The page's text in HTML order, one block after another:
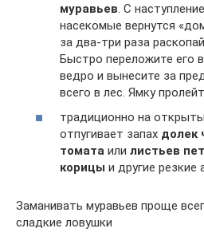
муравьев . С
насекомые вернутся
за два-три раза
Быстро переложите его
ведро и вынесите за
всего в лес. Ямку
традиционно на
отпугивает запах долек
томата или листьев
корицы и другие резкие
Заманивать муравьев проще
сладкие ловушки